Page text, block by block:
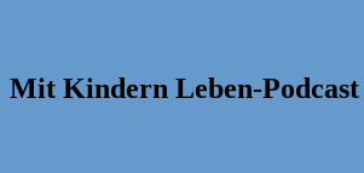
Mit Kindern Leben-Podcast